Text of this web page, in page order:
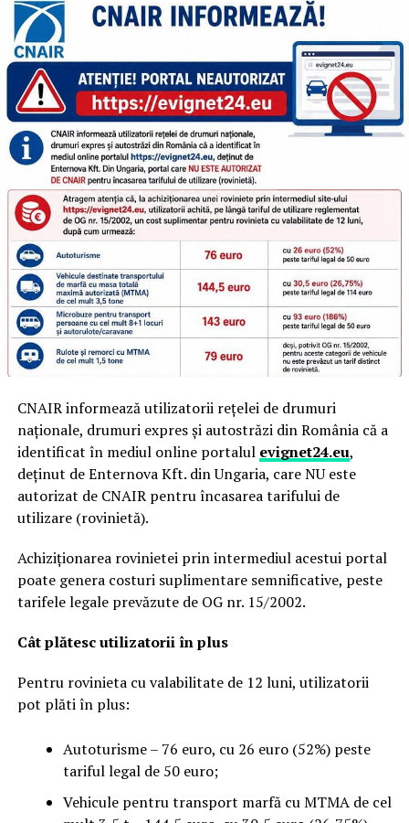
CNAIR informează utilizatorii rețelei de drumuri
naționale, drumuri expres și autostrăzi din România că a
identificat în mediul online portalul evignet24.eu,
deținut de Enternova Kft. din Ungaria, care NU este
autorizat de CNAIR pentru încasarea tarifului de
utilizare (rovinietă).
Achiziționarea rovinietei prin intermediul acestui portal
poate genera costuri suplimentare semnificative, peste
tarifele legale prevăzute de OG nr. 15/2002.
Cât plătesc utilizatorii în plus
Pentru rovinieta cu valabilitate de 12 luni, utilizatorii
pot plăti în plus:
Autoturisme – 76 euro, cu 26 euro (52%) peste
tariful legal de 50 euro;
Vehicule pentru transport marfă cu MTMA de cel